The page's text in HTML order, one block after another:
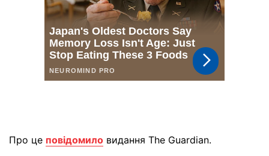
Про це повідомило видання The Guardian.